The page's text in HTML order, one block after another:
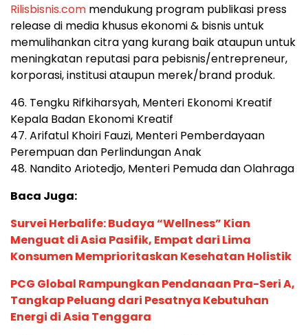
Rilisbisnis.com mendukung program publikasi press
release di media khusus ekonomi & bisnis untuk
memulihankan citra yang kurang baik ataupun untuk
meningkatan reputasi para pebisnis/entrepreneur,
korporasi, institusi ataupun merek/brand produk.
46. Tengku Rifkiharsyah, Menteri Ekonomi Kreatif
Kepala Badan Ekonomi Kreatif
47. Arifatul Khoiri Fauzi, Menteri Pemberdayaan
Perempuan dan Perlindungan Anak
48. Nandito Ariotedjo, Menteri Pemuda dan Olahraga
Baca Juga:
Survei Herbalife: Budaya “Wellness” Kian
Menguat di Asia Pasifik, Empat dari Lima
Konsumen Memprioritaskan Kesehatan Holistik
PCG Global Rampungkan Pendanaan Pra-Seri A,
Tangkap Peluang dari Pesatnya Kebutuhan
Energi di Asia Tenggara